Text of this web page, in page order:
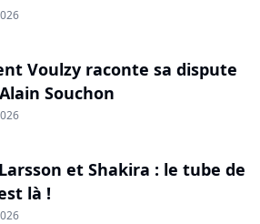
Voulzy raconte sa dispute
Souchon
et Shakira : le tube de
là !